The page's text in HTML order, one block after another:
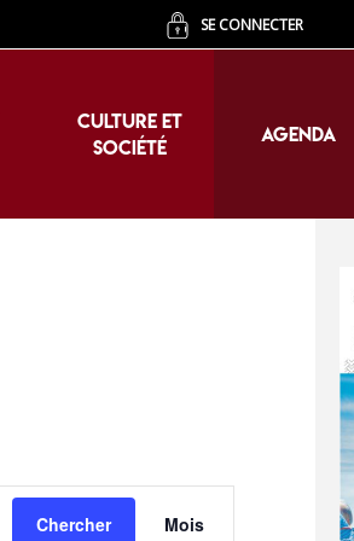
SE CONNECTER
CULTURE ET
SOCIÉTÉ
AGENDA
CULTURE ET
SOCIÉTÉ
AGENDA
Chercher
Navigation
Mois